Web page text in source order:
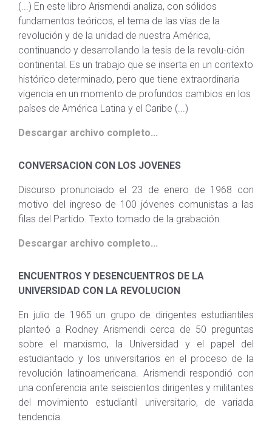
(...) En este libro Arismendi analiza, con sólidos
fundamentos teóricos, el tema de las vías de la
revolución y de la unidad de nuestra América,
continuando y desarrollando la tesis de la revolu-ción
continental. Es un trabajo que se inserta en un contexto
histórico determinado, pero que tiene extraordinaria
vigencia en un momento de profundos cambios en los
países de América Latina y el Caribe (...)
Descargar archivo completo...
CONVERSACION CON LOS JOVENES
Discurso pronunciado el 23 de enero de 1968 con
motivo del ingreso de 100 jóvenes comunistas a las
filas del Partido. Texto tomado de la grabación.
Descargar archivo completo...
ENCUENTROS Y DESENCUENTROS DE LA
UNIVERSIDAD CON LA REVOLUCION
En julio de 1965 un grupo de dirigentes estudiantiles
planteó a Rodney Arismendi cerca de 50 preguntas
sobre el marxismo, la Universidad y el papel del
estudiantado y los universitarios en el proceso de la
revolución latinoamericana. Arismendi respondió con
una conferencia ante seiscientos dirigentes y militantes
del movimiento estudiantil universitario, de variada
tendencia.